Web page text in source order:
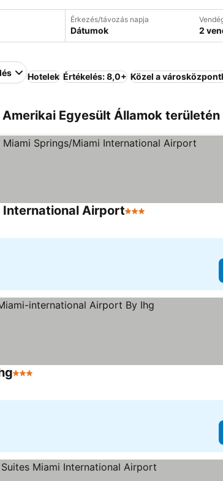
Érkezés/távozás napja
Dátumok 2
Hotelek Értékelés: 8,0+ Közel a
Egyesült Államok területén
International Airport3 Kategória
3 Kategória